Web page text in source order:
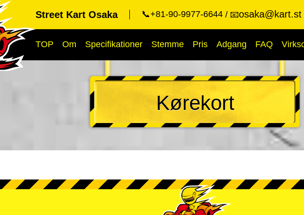
Street Kart Osaka 📞+81-90-9977-6644 📧osaka@kart.st
TOP Om Specifikationer Stemme Pris Adgang FAQ
Kørekort